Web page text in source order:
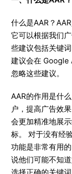
什么是AAR？
它可以根据我们
些建议包括关键
建议会在 Google
忽略这些建议。
AAR的作用是什
户，提高广告效
会更加精准地展
标。 对于没有经
功能是非常有用
说他们可能不知